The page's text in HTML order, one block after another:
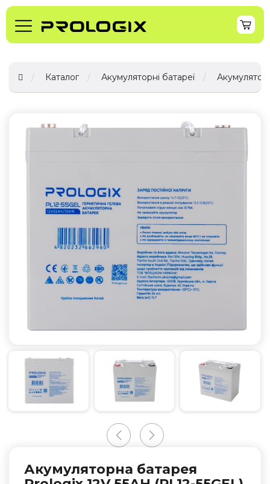
Каталог Акумуляторні батареї
Акумуляторна батарея